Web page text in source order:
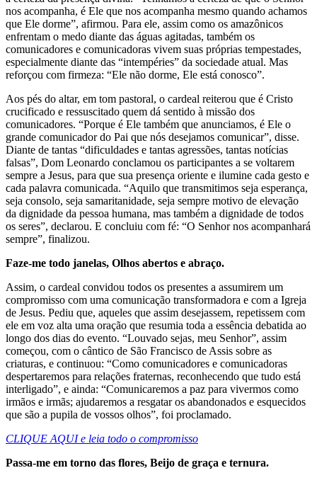
nos acompanha, é Ele que nos acompanha mesmo quando achamos
que Ele dorme”, afirmou. Para ele, assim como os amazônicos
enfrentam o medo diante das águas agitadas, também os
comunicadores e comunicadoras vivem suas próprias tempestades,
especialmente diante das “intempéries” da sociedade atual. Mas
reforçou com firmeza: “Ele não dorme, Ele está conosco”.
Aos pés do altar, em tom pastoral, o cardeal reiterou que é Cristo
crucificado e ressuscitado quem dá sentido à missão dos
comunicadores. “Porque é Ele também que anunciamos, é Ele o
grande comunicador do Pai que nós desejamos comunicar”, disse.
Diante de tantas “dificuldades e tantas agressões, tantas notícias
falsas”, Dom Leonardo conclamou os participantes a se voltarem
sempre a Jesus, para que sua presença oriente e ilumine cada gesto e
cada palavra comunicada. “Aquilo que transmitimos seja esperança,
seja consolo, seja samaritanidade, seja sempre motivo de elevação
da dignidade da pessoa humana, mas também a dignidade de todos
os seres”, declarou. E concluiu com fé: “O Senhor nos acompanhará
sempre”, finalizou.
Faze-me todo janelas, Olhos abertos e abraço.
Assim, o cardeal convidou todos os presentes a assumirem um
compromisso com uma comunicação transformadora e com a Igreja
de Jesus. Pediu que, aqueles que assim desejassem, repetissem com
ele em voz alta uma oração que resumia toda a essência debatida ao
longo dos dias do evento. “Louvado sejas, meu Senhor”, assim
começou, com o cântico de São Francisco de Assis sobre as
criaturas, e continuou: “Como comunicadores e comunicadoras
despertaremos para relações fraternas, reconhecendo que tudo está
interligado”, e ainda: “Comunicaremos a paz para vivermos como
irmãos e irmãs; ajudaremos a resgatar os abandonados e esquecidos
que são a pupila de vossos olhos”, foi proclamado.
CLIQUE AQUI e leia todo o compromisso
Passa-me em torno das flores, Beijo de graça e ternura.